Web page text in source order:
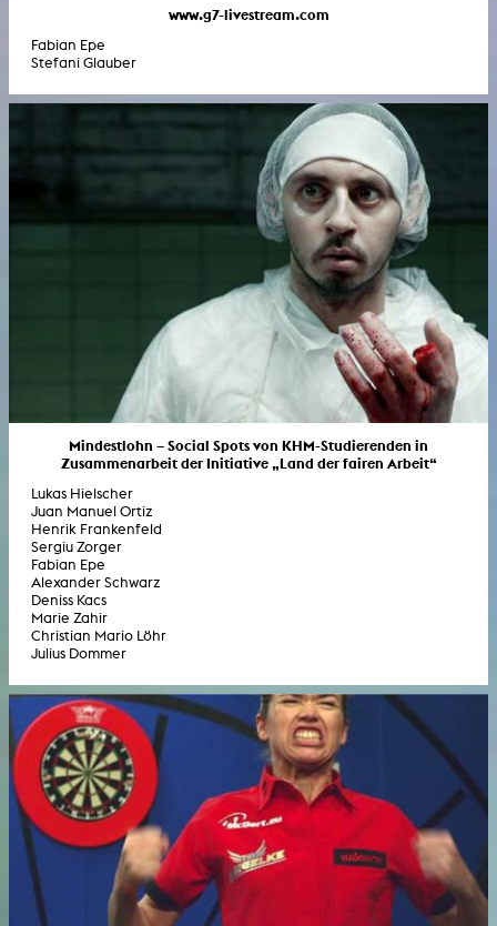
www.g7-livestream.com
Fabian Epe
Stefani Glauber
Mindestlohn – Social Spots von KHM-Studierenden in
Zusammenarbeit der Initiative „Land der fairen Arbeit“
Lukas Hielscher
Juan Manuel Ortiz
Henrik Frankenfeld
Sergiu Zorger
Fabian Epe
Alexander Schwarz
Deniss Kacs
Marie Zahir
Christian Mario Löhr
Julius Dommer